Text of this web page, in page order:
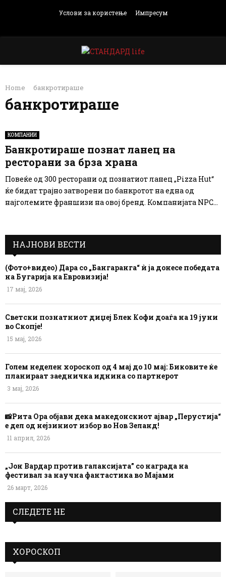
Услови за користење Импресум
PRIMARY
MENU
Home банкротираше
банкротираше
КОМПАНИИ
Банкротираше познат ланец на
ресторани за брза храна
Повеќе од 300 ресторани од познатиот ланец „Pizza Hut“
ќе бидат трајно затворени по банкротот на една од
најголемите франшизи на овој бренд. Компанијата NPC...
НАЈНОВИ ВЕСТИ
(Фото+видео) Дара со „Бангаранга“ ѝ ја донесе победата
на Бугарија на Евровизија!
17 мај, 2026
Светски познатниот диџеј Блек Кофи доаѓа на 19 јуни
во Скопје!
15 мај, 2026
Голем неделен хороскоп од 4 мај до 10 мај: Биковите ќе
планираат заедничка иднина со партнерот
3 мај, 2026
📸Рита Ора објави дека македонскиот ајвар „Перустија“
е дел од нејзиниот избор во Нов Зеланд!
11 април, 2026
„Јон Вардар против галаксијата” со награда на
фестивал за научна фантастика во Мајами
26 март, 2026
СЛЕДЕТЕ НЕ
ХОРОСКОП